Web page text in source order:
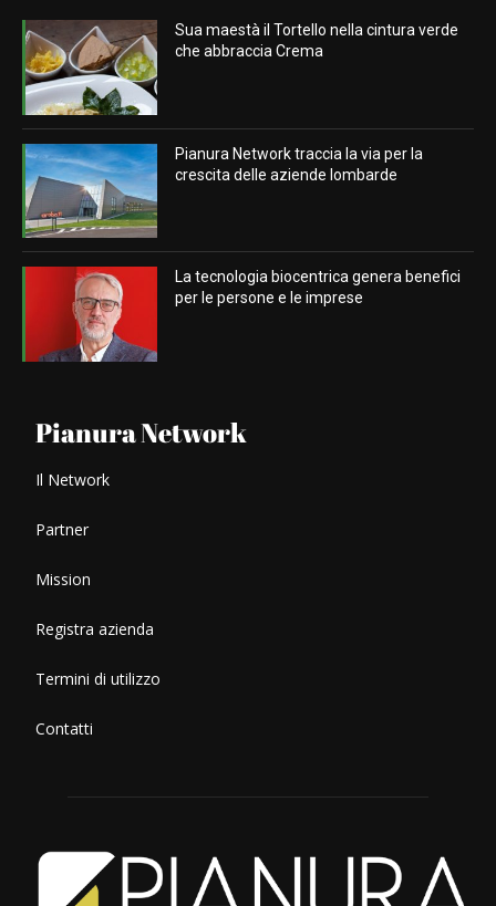
Sua maestà il Tortello nella cintura verde
che abbraccia Crema
Pianura Network traccia la via per la
crescita delle aziende lombarde
La tecnologia biocentrica genera benefici
per le persone e le imprese
Pianura Network
Il Network
Partner
Mission
Registra azienda
Termini di utilizzo
Contatti